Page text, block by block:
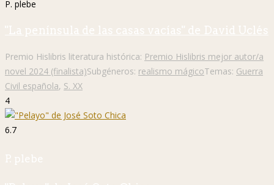
P. plebe
"La península de las casas vacías" de David Uclés
Premio Hislibris literatura histórica: Premio Hislibris mejor autor/a
novel 2024 (finalista)Subgéneros: realismo mágicoTemas: Guerra
Civil española, S. XX
4
6.7
P. plebe